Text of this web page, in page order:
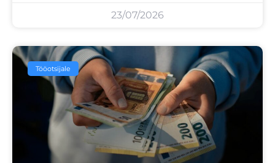
23/07/2026
Tööotsijale